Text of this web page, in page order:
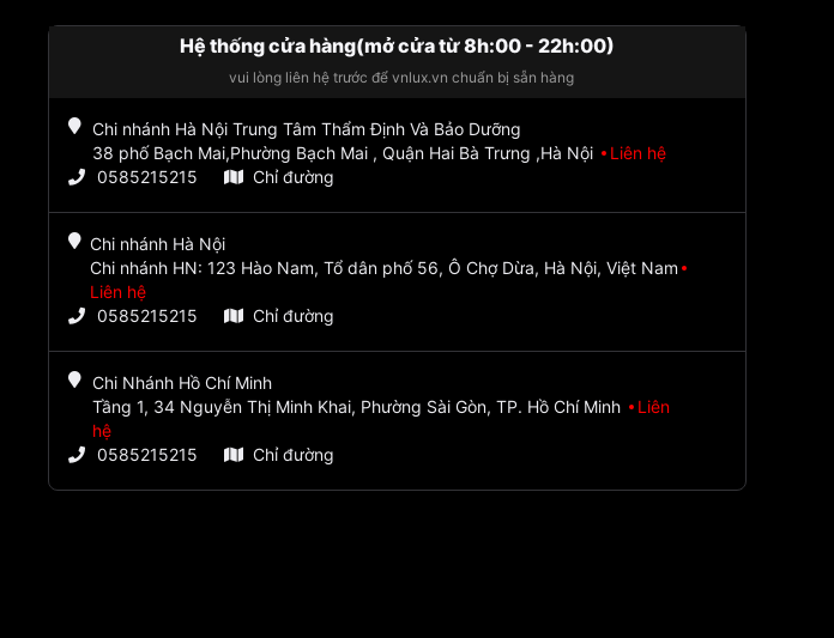
Hệ thống cửa hàng(mở cửa từ 8h:00 - 22h:00)
vui lòng liên hệ trước để vnlux.vn chuẩn bị sẵn hàng
Chi nhánh Hà Nội Trung Tâm Thẩm Định Và Bảo Dưỡng
38 phố Bạch Mai,Phường Bạch Mai , Quận Hai Bà Trưng ,Hà Nội
Liên hệ
0585215215
Chỉ đường
Chi nhánh Hà Nội
Chi nhánh HN: 123 Hào Nam, Tổ dân phố 56, Ô Chợ Dừa, Hà Nội, Việt Nam
Liên hệ
0585215215
Chỉ đường
Chi Nhánh Hồ Chí Minh
Tầng 1, 34 Nguyễn Thị Minh Khai, Phường Sài Gòn, TP. Hồ Chí Minh
Liên
hệ
0585215215
Chỉ đường